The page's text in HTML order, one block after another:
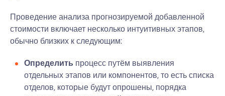
Проведение анализа прогнозируемой добавленной
стоимости включает несколько интуитивных этапов,
обычно близких к следующим:
Определить процесс путём выявления
отдельных этапов или компонентов, то есть списка
отделов, которые будут опрошены, порядка